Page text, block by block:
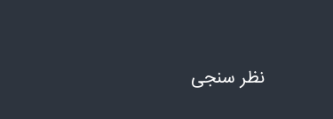
نظر سنجی